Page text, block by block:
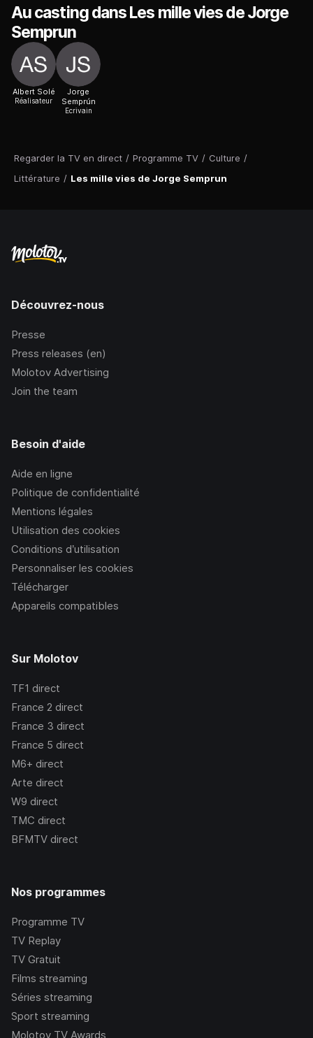
Regarder la TV en direct / Programme TV / Culture /
Littérature / Les mille vies de Jorge Semprun
Au casting dans Les mille vies de Jorge
Semprun
Albert Solé
Réalisateur
Jorge
Semprún
Ecrivain
Découvrez-nous
Presse
Press releases (en)
Molotov Advertising
Join the team
Besoin d'aide
Aide en ligne
Politique de confidentialité
Mentions légales
Utilisation des cookies
Conditions d’utilisation
Personnaliser les cookies
Télécharger
Appareils compatibles
Sur Molotov
TF1 direct
France 2 direct
France 3 direct
France 5 direct
M6+ direct
Arte direct
W9 direct
TMC direct
BFMTV direct
Nos programmes
Programme TV
TV Replay
TV Gratuit
Films streaming
Séries streaming
Sport streaming
Molotov TV Awards